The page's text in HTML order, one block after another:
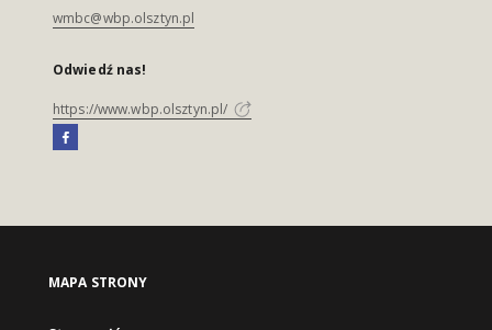
wmbc@wbp.olsztyn.pl
Odwiedź nas!
https://www.wbp.olsztyn.pl/
MAPA STRONY